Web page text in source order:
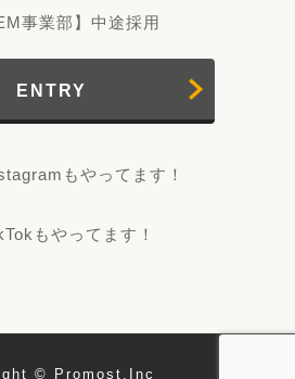
事業部】中途採用
ENTRY
もやってます！
もやってます！
© Promost.Inc